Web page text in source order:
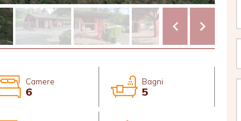
Camere
6
Bagni
5